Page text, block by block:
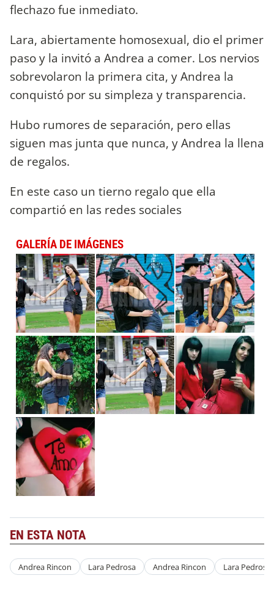
flechazo fue inmediato.
Lara, abiertamente homosexual, dio el primer
paso y la invitó a Andrea a comer. Los nervios
sobrevolaron la primera cita, y Andrea la
conquistó por su simpleza y transparencia.
Hubo rumores de separación, pero ellas
siguen mas junta que nunca, y Andrea la llena
de regalos.
En este caso un tierno regalo que ella
compartió en las redes sociales
GALERÍA DE IMÁGENES
EN ESTA NOTA
Andrea Rincon Lara Pedrosa Andrea Rincon Lara Pedrosa